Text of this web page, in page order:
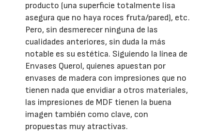
producto (una superficie totalmente lisa
asegura que no haya roces fruta/pared), etc.
Pero, sin desmerecer ninguna de las
cualidades anteriores, sin duda la más
notable es su estética. Siguiendo la línea de
Envases Querol, quienes apuestan por
envases de madera con impresiones que no
tienen nada que envidiar a otros materiales,
las impresiones de MDF tienen la buena
imagen también como clave, con
propuestas muy atractivas.